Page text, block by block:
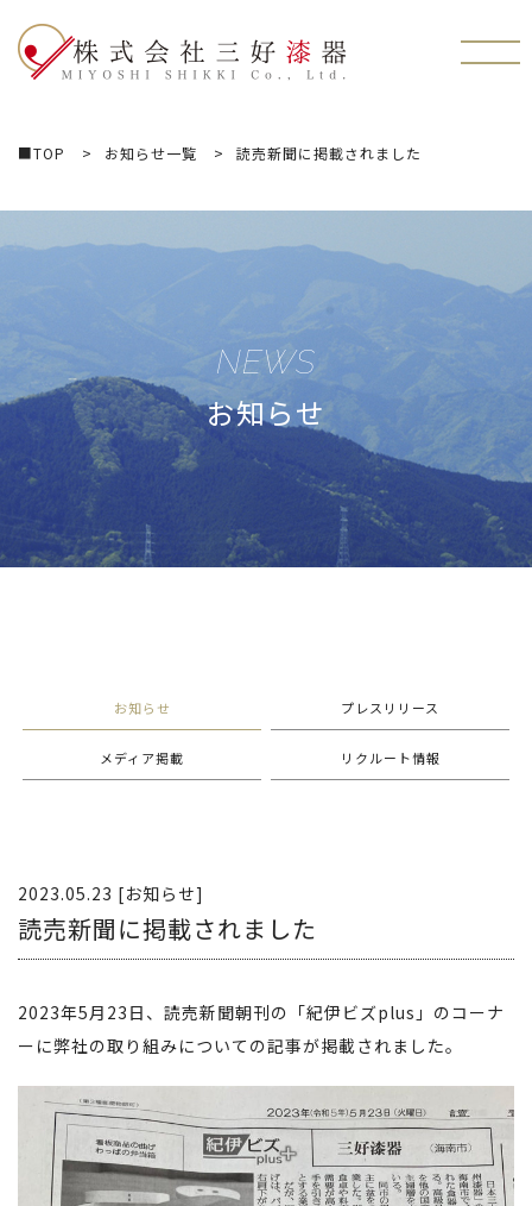
■TOP お知らせ一覧 読売新聞に掲載されました
NEWS
お知らせ
お知らせ プレスリリース
メディア掲載 リクルート情報
2023.05.23 [お知らせ]
読売新聞に掲載されました
2023年5月23日、読売新聞朝刊の「紀伊ビズplus」のコーナ
ーに弊社の取り組みについての記事が掲載されました。